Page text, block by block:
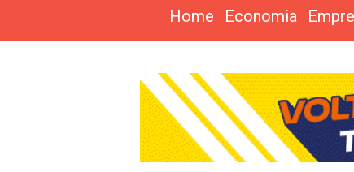
Home Economia